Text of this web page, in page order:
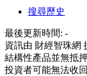
搜尋歷史
最後更新時間: -
資訊由 財經智珠網
結構性產品並無抵
投資者可能無法收